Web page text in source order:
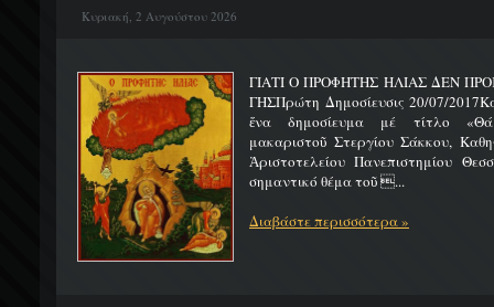
Κυριακή, 2 Αυγούστου 2026
ΓΙΑΤΙ Ο ΠΡΟΦΗΤΗΣ ΗΛΙΑΣ ΔΕΝ
ΓΗΣΠρώτη Δημοσίευσις 20/07/
ἕνα δημοσίευμα μέ τίτλο
μακαριστοῦ Στεργίου Σάκκου,
Ἀριστοτελείου Πανεπιστημίου
σημαντικό θέμα τοῦ ...
Διαβάστε περισσότερα »